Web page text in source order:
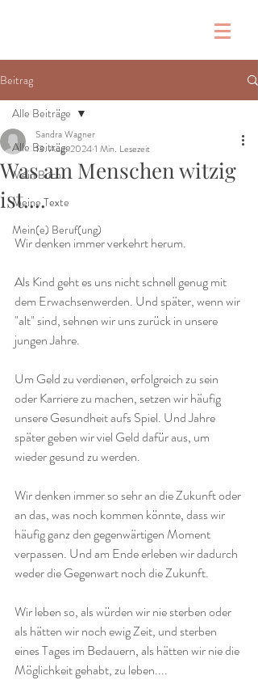
Beitrag
Alle Beiträge
Mein Buch
Meine Texte
Mein(e) Beruf(ung)
Alle Beiträge
Was am Menschen witzig
ist....
Sandra Wagner
13. Aug. 20241 Min. Lesezeit
Wir denken immer verkehrt herum.
Als Kind geht es uns nicht schnell genug mit
dem Erwachsenwerden. Und später, wenn wir
"alt" sind, sehnen wir uns zurück in unsere
jungen Jahre.
Um Geld zu verdienen, erfolgreich zu sein
oder Karriere zu machen, setzen wir häufig
unsere Gesundheit aufs Spiel. Und Jahre
später geben wir viel Geld dafür aus, um
wieder gesund zu werden.
Wir denken immer so sehr an die Zukunft oder
an das, was noch kommen könnte, dass wir
häufig ganz den gegenwärtigen Moment
verpassen. Und am Ende erleben wir dadurch
weder die Gegenwart noch die Zukunft.
Wir leben so, als würden wir nie sterben oder
als hätten wir noch ewig Zeit, und sterben
eines Tages im Bedauern, als hätten wir nie die
Möglichkeit gehabt, zu leben....